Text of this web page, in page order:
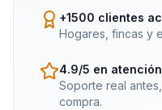
+1500 clientes
Hogares, fincas y
4.9/5 en atención
Soporte real
compra.